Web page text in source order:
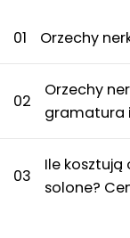
01 Orzechy
02
Orzechy
gramatura
03
Ile
solone?